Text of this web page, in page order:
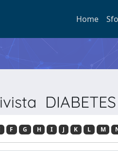
Home
DIABETES
F G H I J K L M